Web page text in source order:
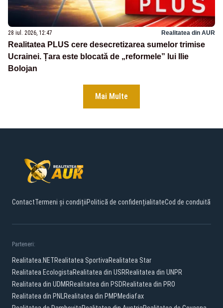
28 iul. 2026, 12:47 Realitatea din AUR
Realitatea PLUS cere desecretizarea sumelor trimise
Ucrainei. Țara este blocată de „reformele” lui Ilie
Bolojan
Mai Multe
ContactTermeni și condițiiPolitică de confidențialitateCod de conduită
Parteneri:
Realitatea.NETRealitatea SportivaRealitatea Star
Realitatea EcologistaRealitatea din USRRealitatea din UNPR
Realitatea din UDMRRealitatea din PSDRealitatea din PRO
Realitatea din PNLRealitatea din PMPMediafax